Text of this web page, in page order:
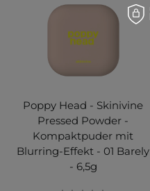
Poppy Head - Skinivine
Pressed Powder -
Kompaktpuder mit
Blurring-Effekt - 01 Barely
- 6,5g